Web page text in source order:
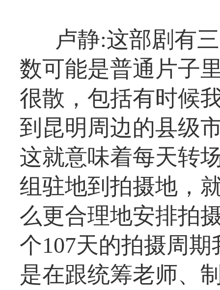
卢静:这部剧有
数可能是普通片子
很散，包括有时候
到昆明周边的县级
这就意味着每天转
组驻地到拍摄地，
么更合理地安排拍
个107天的拍摄周
是在跟统筹老师、